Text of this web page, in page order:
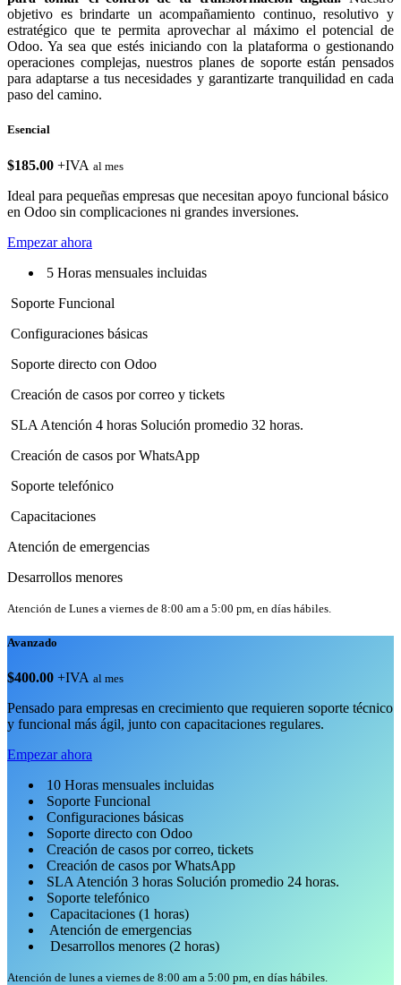
objetivo es brindarte un acompañamiento continuo, resolutivo y
estratégico que te permita aprovechar al máximo el potencial de
Odoo. Ya sea que estés iniciando con la plataforma o gestionando
operaciones complejas, nuestros planes de soporte están pensados
para adaptarse a tus necesidades y garantizarte tranquilidad en cada
paso del camino.
Esencial
$185.00 +IVA al mes
Ideal para pequeñas empresas que necesitan apoyo funcional básico
en Odoo sin complicaciones ni grandes inversiones.
Empezar ahora
5 Horas mensuales incluidas
Soporte Funcional
Configuraciones básicas
Soporte directo con Odoo
Creación de casos por correo y tickets
SLA Atención 4 horas Solución promedio 32 horas.
Creación de casos por WhatsApp
Soporte telefónico
Capacitaciones
Atención de emergencias
Desarrollos menores
Atención de Lunes a viernes de 8:00 am a 5:00 pm, en días hábiles.
Avanzado
$400.00 +IVA al mes
Pensado para empresas en crecimiento que requieren soporte técnico
y funcional más ágil, junto con capacitaciones regulares.
Empezar ahora
10 Horas mensuales incluidas
Soporte Funcional
Configuraciones básicas
Soporte directo con Odoo
Creación de casos por correo, tickets
Creación de casos por WhatsApp
SLA Atención 3 horas Solución promedio 24 horas.
Soporte telefónico
Capacitaciones (1 horas)
Atención de emergencias
Desarrollos menores (2 horas)
Atención de lunes a viernes de 8:00 am a 5:00 pm, en días hábiles.